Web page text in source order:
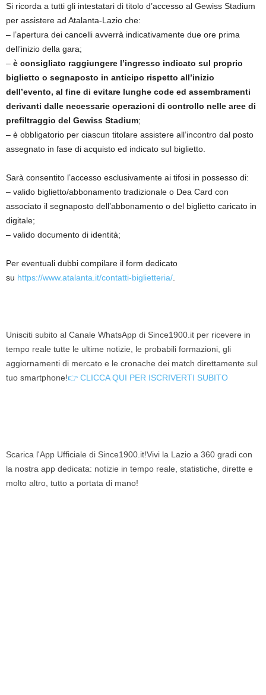
Si ricorda a tutti gli intestatari di titolo d’accesso al Gewiss Stadium
per assistere ad Atalanta-Lazio che:
– l’apertura dei cancelli avverrà indicativamente due ore prima
dell’inizio della gara;
– è consigliato raggiungere l’ingresso indicato sul proprio
biglietto o segnaposto in anticipo rispetto all’inizio
dell’evento, al fine di evitare lunghe code ed assembramenti
derivanti dalle necessarie operazioni di controllo nelle aree di
prefiltraggio del Gewiss Stadium;
– è obbligatorio per ciascun titolare assistere all’incontro dal posto
assegnato in fase di acquisto ed indicato sul biglietto.
Sarà consentito l’accesso esclusivamente ai tifosi in possesso di:
– valido biglietto/abbonamento tradizionale o Dea Card con
associato il segnaposto dell’abbonamento o del biglietto caricato in
digitale;
– valido documento di identità;
Per eventuali dubbi compilare il form dedicato
su https://www.atalanta.it/contatti-biglietteria/
Unisciti subito al Canale WhatsApp di Since1900.it per ricevere in
tempo reale tutte le ultime notizie, le probabili formazioni, gli
aggiornamenti di mercato e le cronache dei match direttamente sul
tuo smartphone!👉 CLICCA QUI PER ISCRIVERTI SUBITO
Scarica l'App Ufficiale di Since1900.it!Vivi la Lazio a 360 gradi con
la nostra app dedicata: notizie in tempo reale, statistiche, dirette e
molto altro, tutto a portata di mano!